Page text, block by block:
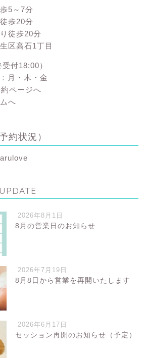
5～7分
歩20分
徒歩20分
区高石1丁目
付18:00）
月・木・金
ページへ
へ
約状況）
2026年8月1日
8月の営業日のお知らせ
2026年7月19日
8月8日から営業を再開いたします
2026年6月17日
セッション再開のお知らせ（予定）